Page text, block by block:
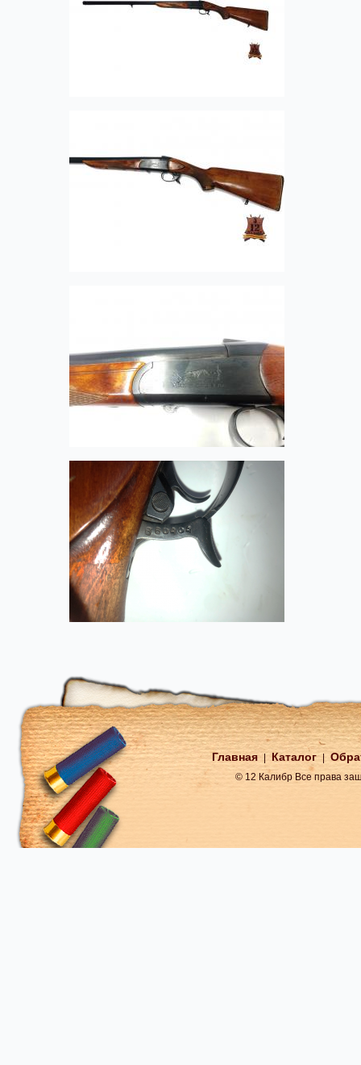
Главная Каталог
© 12 Калибр Все права